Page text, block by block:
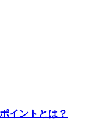
イントとは？